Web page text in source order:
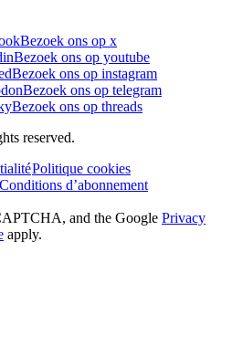
Bezoek ons op x
Bezoek ons op youtube
Bezoek ons op instagram
Bezoek ons op telegram
Bezoek ons op threads
reserved.
Politique cookies
Conditions d’abonnement
and the Google Privacy
apply.